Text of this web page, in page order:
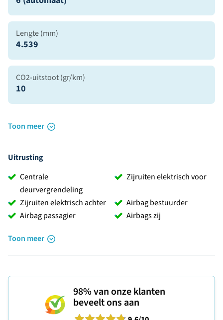
Lengte (mm)
4.539
CO2-uitstoot (gr/km)
10
Toon meer
Uitrusting
Centrale
deurvergrendeling
Zijruiten elektrisch voor
Zijruiten elektrisch achter
Airbag bestuurder
Airbag passagier
Airbags zij
Toon meer
98%van onze klanten
beveelt ons aan